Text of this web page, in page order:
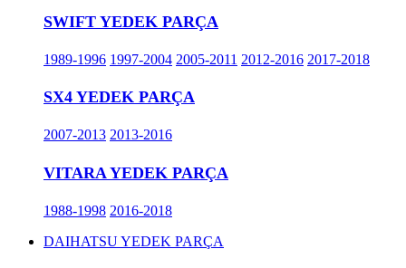
SWIFT YEDEK PARÇA
1989-1996 1997-2004 2005-2011 2012-2016 2017-2018
SX4 YEDEK PARÇA
2007-2013 2013-2016
VITARA YEDEK PARÇA
1988-1998 2016-2018
DAIHATSU YEDEK PARÇA